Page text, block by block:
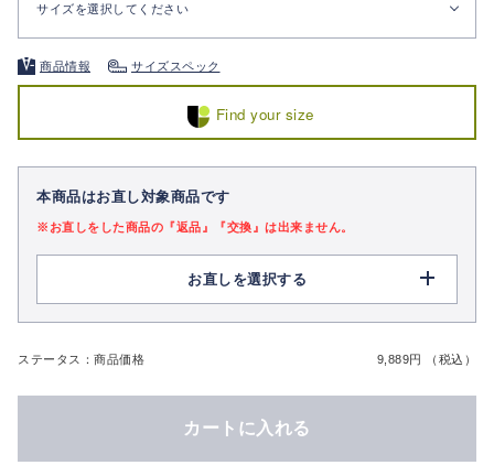
サイズを選択してください
商品情報 サイズスペック
Find your size
本商品はお直し対象商品です
※お直しをした商品の『返品』『交換』は出来ません。
お直しを選択する
ステータス：商品価格 9,889円 （税込）
カートに入れる